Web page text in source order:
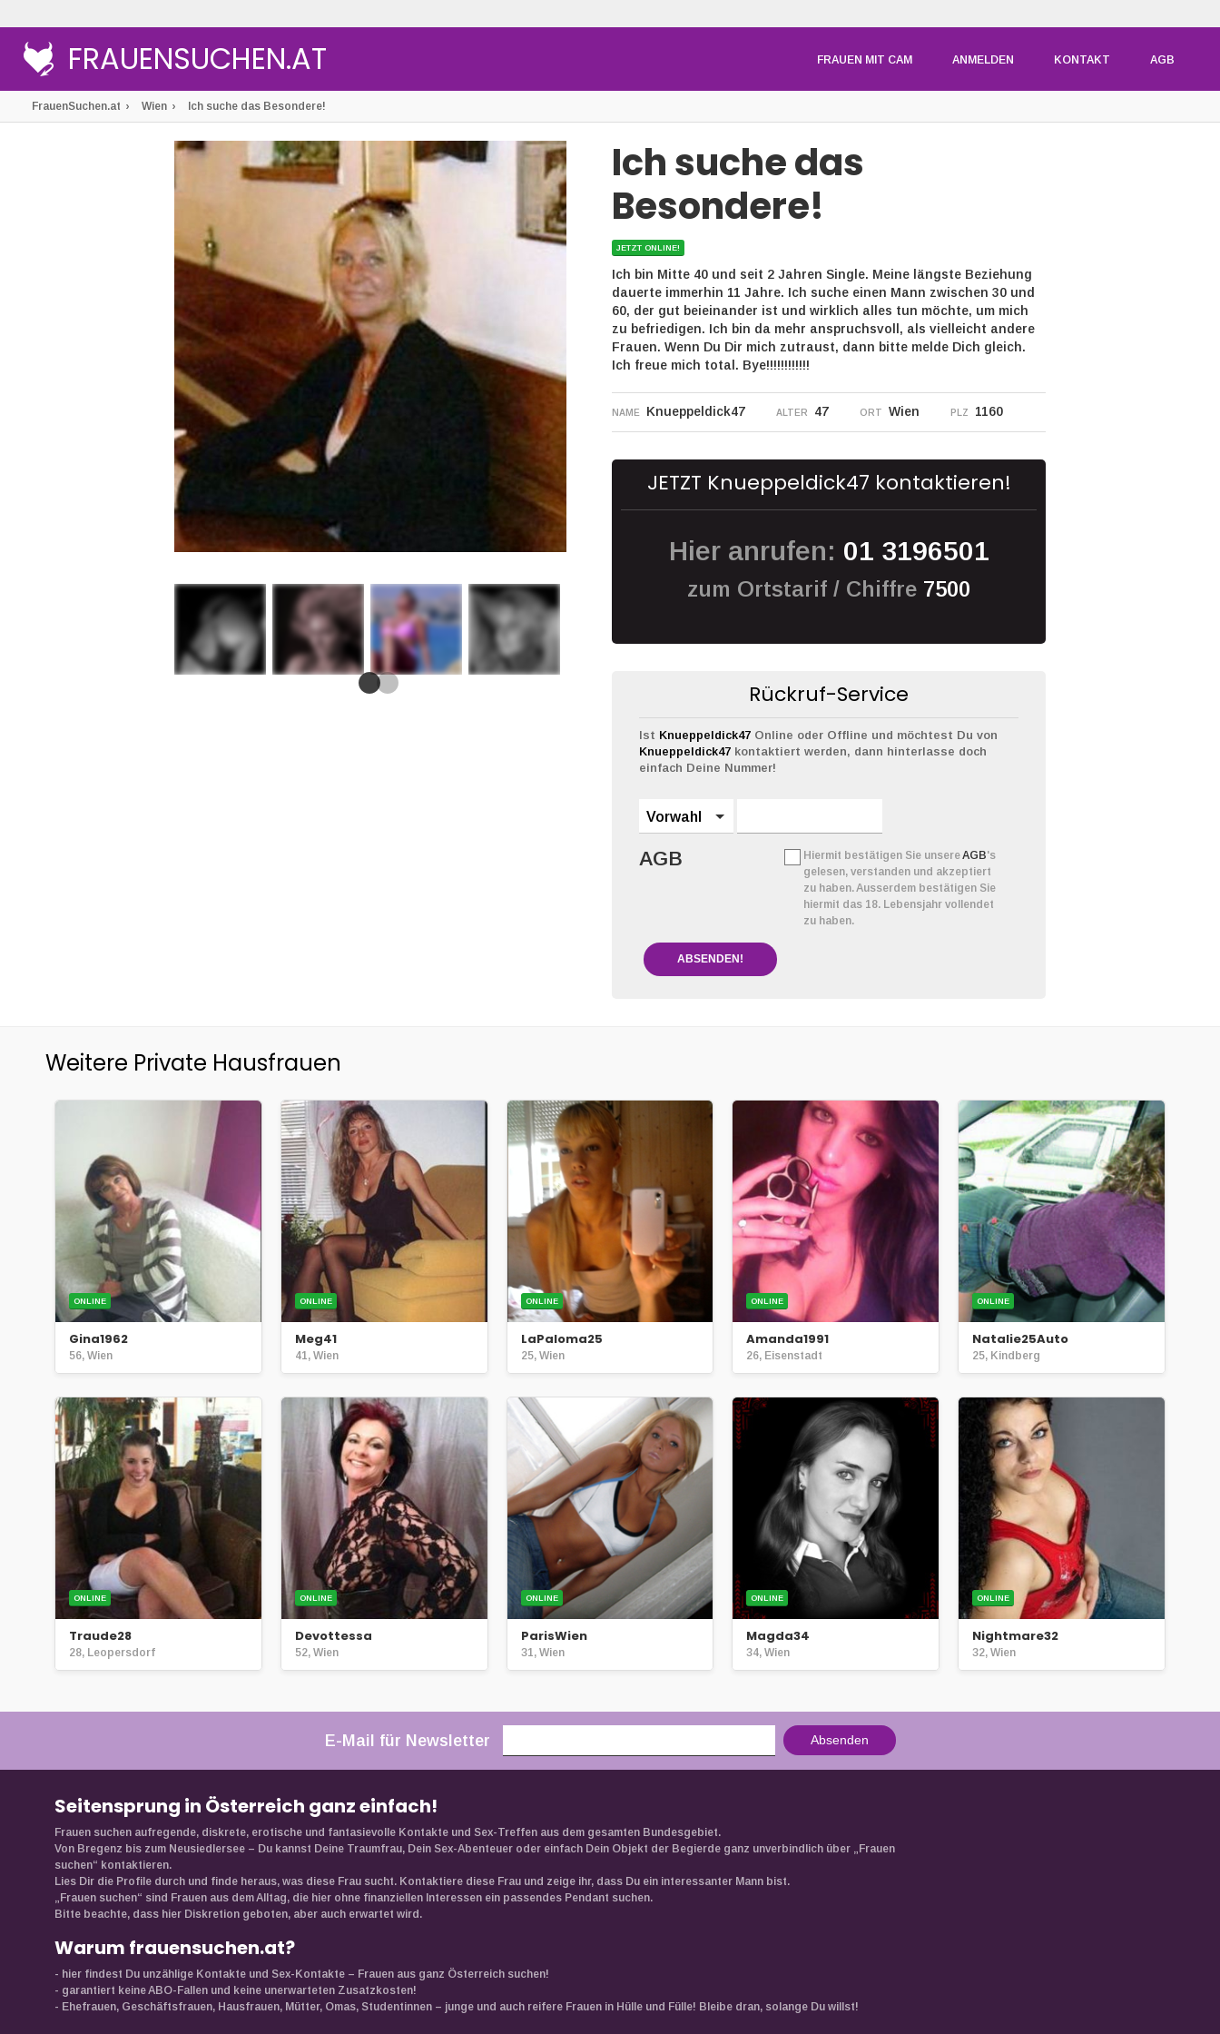
FRAUENSUCHEN.AT FRAUEN MIT CAM ANMELDEN KONTAKT AGB
FrauenSuchen.at Wien Ich suche das Besondere!
Ich suche das
Besondere!
JETZT ONLINE!
Ich bin Mitte 40 und seit 2 Jahren Single. Meine längste Beziehung
dauerte immerhin 11 Jahre. Ich suche einen Mann zwischen 30 und
60, der gut beieinander ist und wirklich alles tun möchte, um mich
zu befriedigen. Ich bin da mehr anspruchsvoll, als vielleicht andere
Frauen. Wenn Du Dir mich zutraust, dann bitte melde Dich gleich.
Ich freue mich total. Bye!!!!!!!!!!!!
NAME Knueppeldick47 ALTER 47 ORT Wien PLZ 1160
JETZT Knueppeldick47 kontaktieren!
Hier anrufen: 01 3196501
zum Ortstarif / Chiffre 7500
Rückruf-Service
Ist Knueppeldick47 Online oder Offline und möchtest Du von
Knueppeldick47 kontaktiert werden, dann hinterlasse doch
einfach Deine Nummer!
Vorwahl
AGB Hiermit bestätigen Sie unsereAGB's
gelesen, verstanden und akzeptiert
zu haben. Ausserdem bestätigen Sie
hiermit das 18. Lebensjahr vollendet
zu haben.
ABSENDEN!
Weitere Private Hausfrauen
ONLINE
Gina1962
56, Wien
ONLINE
Meg41
41, Wien
ONLINE
LaPaloma25
25, Wien
ONLINE
Amanda1991
26, Eisenstadt
ONLINE
Natalie25Auto
25, Kindberg
ONLINE
Traude28
28, Leopersdorf
ONLINE
Devottessa
52, Wien
ONLINE
ParisWien
31, Wien
ONLINE
Magda34
34, Wien
ONLINE
Nightmare32
32, Wien
E-Mail für Newsletter Absenden
Seitensprung in Österreich ganz einfach!
Frauen suchen aufregende, diskrete, erotische und fantasievolle Kontakte und Sex-Treffen aus dem gesamten Bundesgebiet.
Von Bregenz bis zum Neusiedlersee – Du kannst Deine Traumfrau, Dein Sex-Abenteuer oder einfach Dein Objekt der Begierde ganz unverbindlich über „Frauen
suchen“ kontaktieren.
Lies Dir die Profile durch und finde heraus, was diese Frau sucht. Kontaktiere diese Frau und zeige ihr, dass Du ein interessanter Mann bist.
„Frauen suchen“ sind Frauen aus dem Alltag, die hier ohne finanziellen Interessen ein passendes Pendant suchen.
Bitte beachte, dass hier Diskretion geboten, aber auch erwartet wird.
Warum frauensuchen.at?
- hier findest Du unzählige Kontakte und Sex-Kontakte – Frauen aus ganz Österreich suchen!
- garantiert keine ABO-Fallen und keine unerwarteten Zusatzkosten!
- Ehefrauen, Geschäftsfrauen, Hausfrauen, Mütter, Omas, Studentinnen – junge und auch reifere Frauen in Hülle und Fülle! Bleibe dran, solange Du willst!